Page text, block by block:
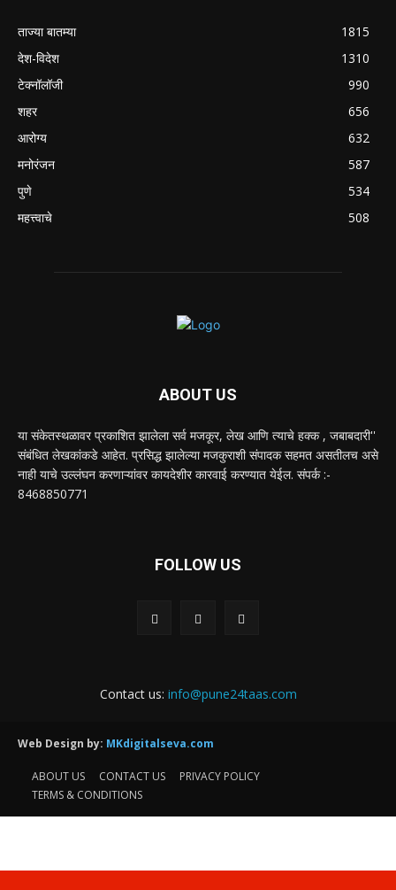
ताज्या बातम्या
1815
देश-विदेश
1310
टेक्नॉलॉजी
990
शहर
656
आरोग्य
632
मनोरंजन
587
पुणे
534
महत्त्वाचे
508
ABOUT US
या संकेतस्थळावर प्रकाशित झालेला सर्व मजकूर, लेख आणि त्याचे हक्क , जबाबदारी''
संबंधित लेखकांकडे आहेत. प्रसिद्ध झालेल्या मजकुराशी संपादक सहमत असतीलच असे
नाही याचे उल्लंघन करणाऱ्यांवर कायदेशीर कारवाई करण्यात येईल. संपर्क :-
8468850771
FOLLOW US
Contact us: info@pune24taas.com
Web Design by: MKdigitalseva.com
ABOUT US CONTACT US
PRIVACY POLICY
TERMS & CONDITIONS